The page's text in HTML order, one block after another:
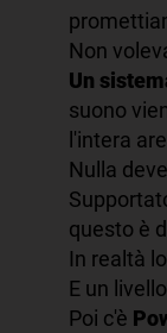
Non
Un
suono
l'intera
Nulla
questo è
In realtà
E un
Poi c'è